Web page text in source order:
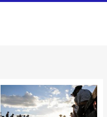
disminuir
el